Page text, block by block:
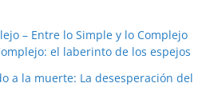
– Entre lo Simple y lo Complejo
el laberinto de los espejos
a la muerte: La desesperación del